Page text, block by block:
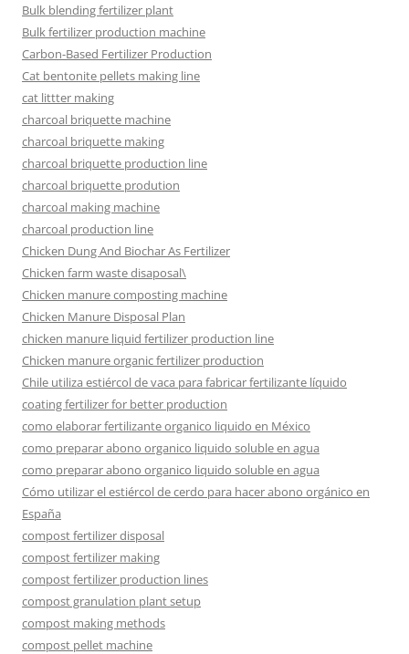
Bulk blending fertilizer plant
Bulk fertilizer production machine
Carbon-Based Fertilizer Production
Cat bentonite pellets making line
cat littter making
charcoal briquette machine
charcoal briquette making
charcoal briquette production line
charcoal briquette prodution
charcoal making machine
charcoal production line
Chicken Dung And Biochar As Fertilizer
Chicken farm waste disaposal\
Chicken manure composting machine
Chicken Manure Disposal Plan
chicken manure liquid fertilizer production line
Chicken manure organic fertilizer production
Chile utiliza estiércol de vaca para fabricar fertilizante líquido
coating fertilizer for better production
como elaborar fertilizante organico liquido en México
como preparar abono organico liquido soluble en agua
como preparar abono organico liquido soluble en agua
Cómo utilizar el estiércol de cerdo para hacer abono orgánico en
España
compost fertilizer disposal
compost fertilizer making
compost fertilizer production lines
compost granulation plant setup
compost making methods
compost pellet machine